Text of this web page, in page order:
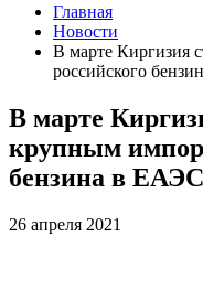
Главная
Новости
В марте Киргизия
российского
В марте
крупным
бензина в ЕАЭС
26 апреля 2021